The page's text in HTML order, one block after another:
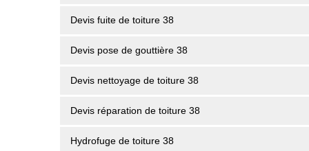
Devis fuite de toiture 38
Devis pose de gouttière 38
Devis nettoyage de toiture 38
Devis réparation de toiture 38
Hydrofuge de toiture 38